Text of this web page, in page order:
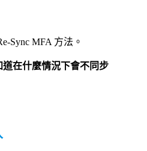
Sync MFA 方法。
在什麼情況下會不同步